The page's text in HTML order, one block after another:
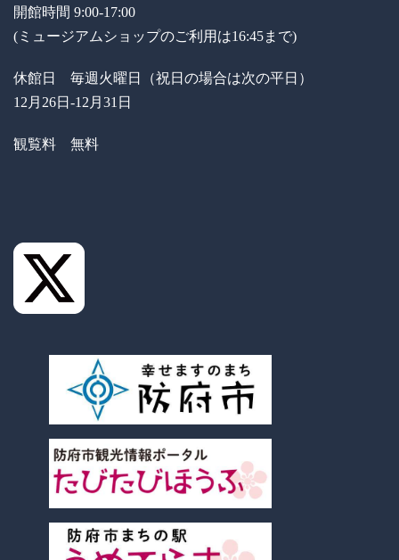
開館時間 9:00-17:00
(ミュージアムショップのご利用は16:45まで)
休館日 毎週火曜日（祝日の場合は次の平日）
12月26日-12月31日
観覧料 無料